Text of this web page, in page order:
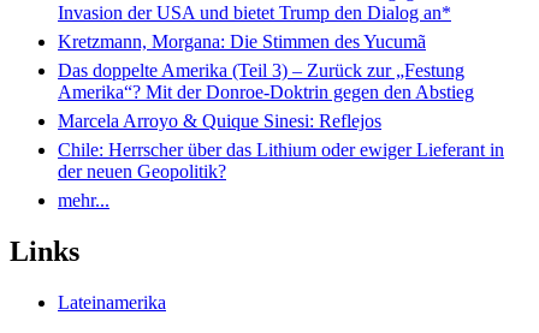
Invasion der USA und bietet Trump den Dialog an*
Kretzmann, Morgana: Die Stimmen des Yucumã
Das doppelte Amerika (Teil 3) – Zurück zur „Festung
Amerika“? Mit der Donroe-Doktrin gegen den Abstieg
Marcela Arroyo & Quique Sinesi: Reflejos
Chile: Herrscher über das Lithium oder ewiger Lieferant in
der neuen Geopolitik?
mehr...
Links
Lateinamerika